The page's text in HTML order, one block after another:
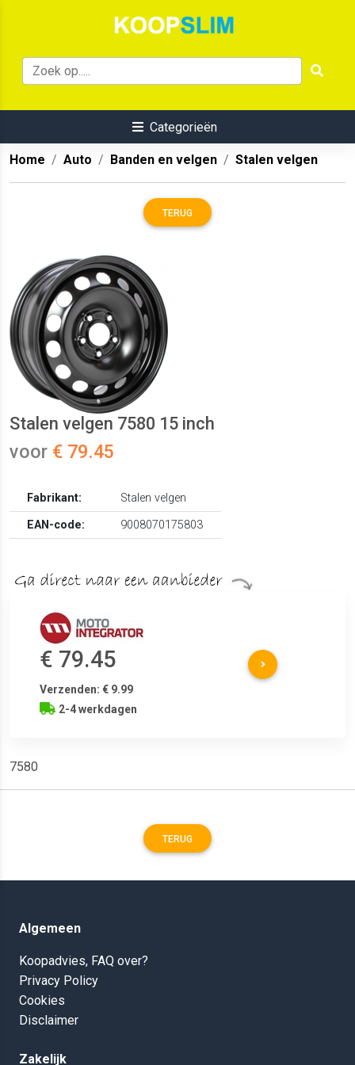
Categorieën
Home Auto Banden en velgen Stalen velgen
TERUG
Stalen velgen 7580 15 inch
voor € 79.45
Fabrikant:
Stalen velgen
EAN-code:
9008070175803
€ 79.45
Verzenden: € 9.99
2-4 werkdagen
7580
TERUG
Algemeen
Koopadvies, FAQ over?
Privacy Policy
Cookies
Disclaimer
Zakelijk